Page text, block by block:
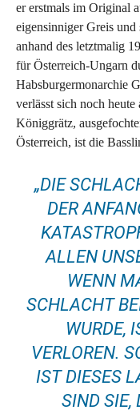
er erstmals im Original
eigensinniger Greis und
anhand des letztmalig
für Österreich-Ungarn
Habsburgermonarchie
verlässt sich noch
Königgrätz,
Österreich, ist die
„DIE
DER
ALLEN
WENN
SCHLACHT
WURDE,
VERLOREN.
IST DIESES
SIND SIE,